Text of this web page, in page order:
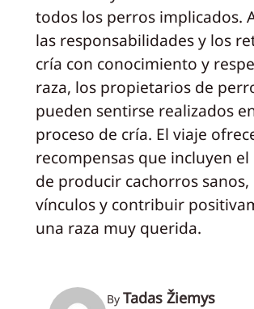
todos los perros implicados.
las responsabilidades y los
cría con conocimiento y
raza, los propietarios de
pueden sentirse realizados
proceso de cría. El viaje
recompensas que incluyen
de producir cachorros sanos,
vínculos y contribuir
una raza muy querida.
By Tadas Žiemys